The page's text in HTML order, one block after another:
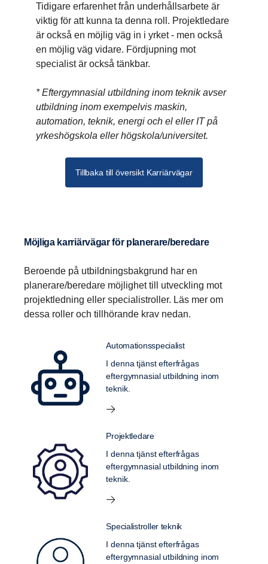
Tidigare erfarenhet från underhållsarbete är
viktig för att kunna ta denna roll. Projektledare
är också en möjlig väg in i yrket - men också
en möjlig väg vidare. Fördjupning mot
specialist är också tänkbar.
* Eftergymnasial utbildning inom teknik avser
utbildning inom exempelvis maskin,
automation, teknik, energi och el eller IT på
yrkeshögskola eller högskola/universitet.
Tillbaka till översikt Karriärvägar
Möjliga karriärvägar för planerare/beredare
Beroende på utbildningsbakgrund har en
planerare/beredare möjlighet till utveckling mot
projektledning eller specialistroller. Läs mer om
dessa roller och tillhörande krav nedan.
Automationsspecialist
I denna tjänst efterfrågas
eftergymnasial utbildning inom
teknik.
Projektledare
I denna tjänst efterfrågas
eftergymnasial utbildning inom
teknik.
Specialistroller teknik
I denna tjänst efterfrågas
eftergymnasial utbildning inom